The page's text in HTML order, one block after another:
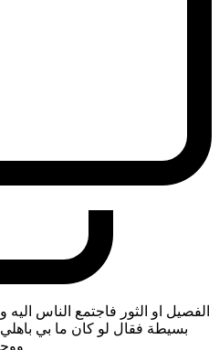
الفصيل او الثور فاجتمع الناس
بسيطة فقال لو كان ما بي